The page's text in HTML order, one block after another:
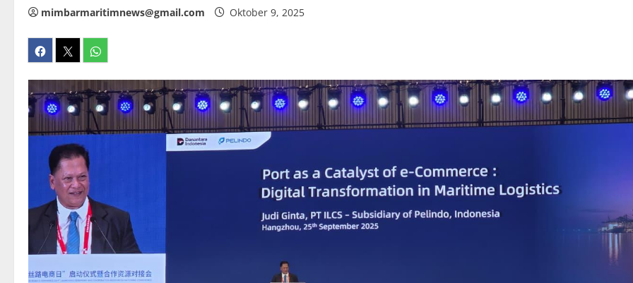
mimbarmaritimnews@gmail.com Oktober 9, 2025